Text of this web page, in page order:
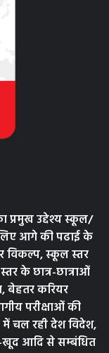
प्रमुख उद्देश्य स्कूल/
लिए आगे की पढाई के
विकल्प, स्कूल स्तर
के छात्र-छात्राओं
बेहतर करियर
परीक्षाओं की
में चल रही देश विदेश,
खूद आदि से सम्बंधित